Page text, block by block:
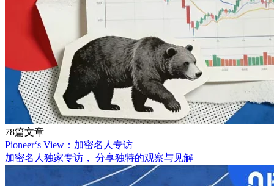
78篇文章
Pioneer‘s View：加密名人专访
加密名人独家专访， 分享独特的观察与见解